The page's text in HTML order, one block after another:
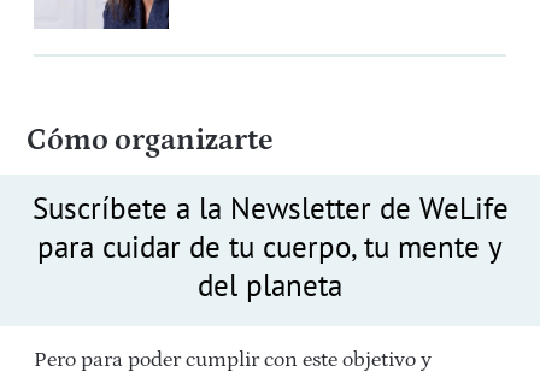
Cómo organizarte
Suscríbete a la Newsletter de WeLife
para cuidar de tu cuerpo, tu mente y
del planeta
Pero para poder cumplir con este objetivo y